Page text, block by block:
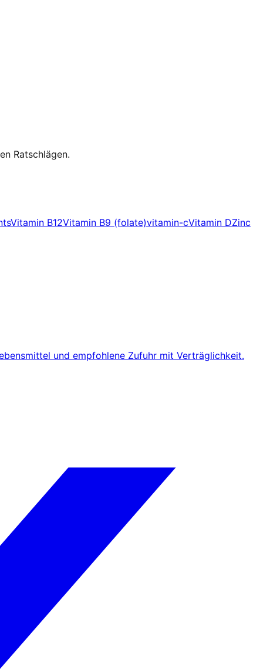
Ratschlägen.
Vitamin B12Vitamin B9 (folate)vitamin-cVitamin DZinc
und empfohlene Zufuhr mit Verträglichkeit.